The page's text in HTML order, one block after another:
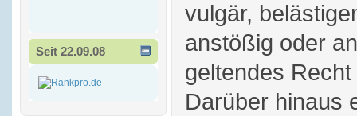
Seit 22.09.08
vulgär,
anstößig oder
geltendes
Darüber hinaus